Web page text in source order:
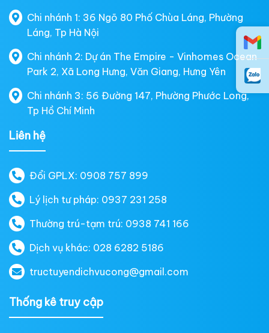
Chi nhánh 1: 36 Ngõ 80 Phố Chùa Láng, Phường
Láng, Tp Hà Nội
Chi nhánh 2: Dự án The Empire - Vinhomes Ocean
Park 2, Xã Long Hưng, Văn Giang, Hưng Yên
Chi nhánh 3: 56 Đường 147, Phường Phước Long,
Tp Hồ Chí Minh
Liên hệ
Đổi GPLX: 0908 757 899
Lý lịch tư pháp: 0937 231 258
Thường trú-tạm trú: 0938 741 166
Dịch vụ khác: 028 6282 5186
tructuyendichvucong@gmail.com
Thống kê truy cập